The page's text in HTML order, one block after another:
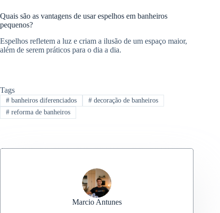
Quais são as vantagens de usar espelhos em banheiros
pequenos?
Espelhos refletem a luz e criam a ilusão de um espaço maior,
além de serem práticos para o dia a dia.
Tags
#banheiros diferenciados #decoração de banheiros
#reforma de banheiros
Marcio Antunes